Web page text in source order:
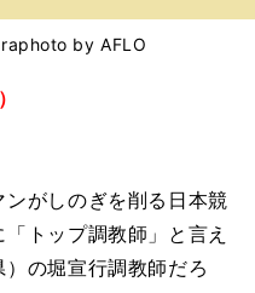
photo by AFLO
がしのぎを削る日本競
トップ調教師」と言え
の堀宣行調教師だろ